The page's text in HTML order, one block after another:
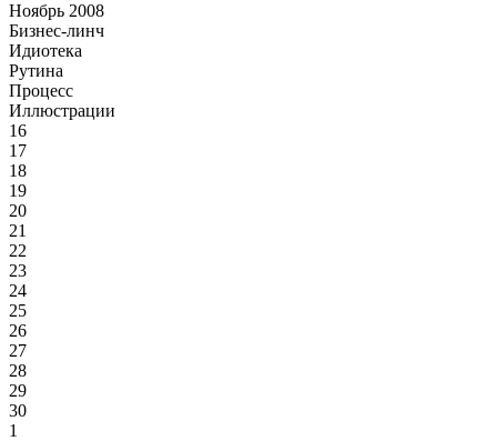
Ноябрь 2008
Бизнес-линч
Идиотека
Рутина
Процесс
Иллюстрации
16
17
18
19
20
21
22
23
24
25
26
27
28
29
30
1